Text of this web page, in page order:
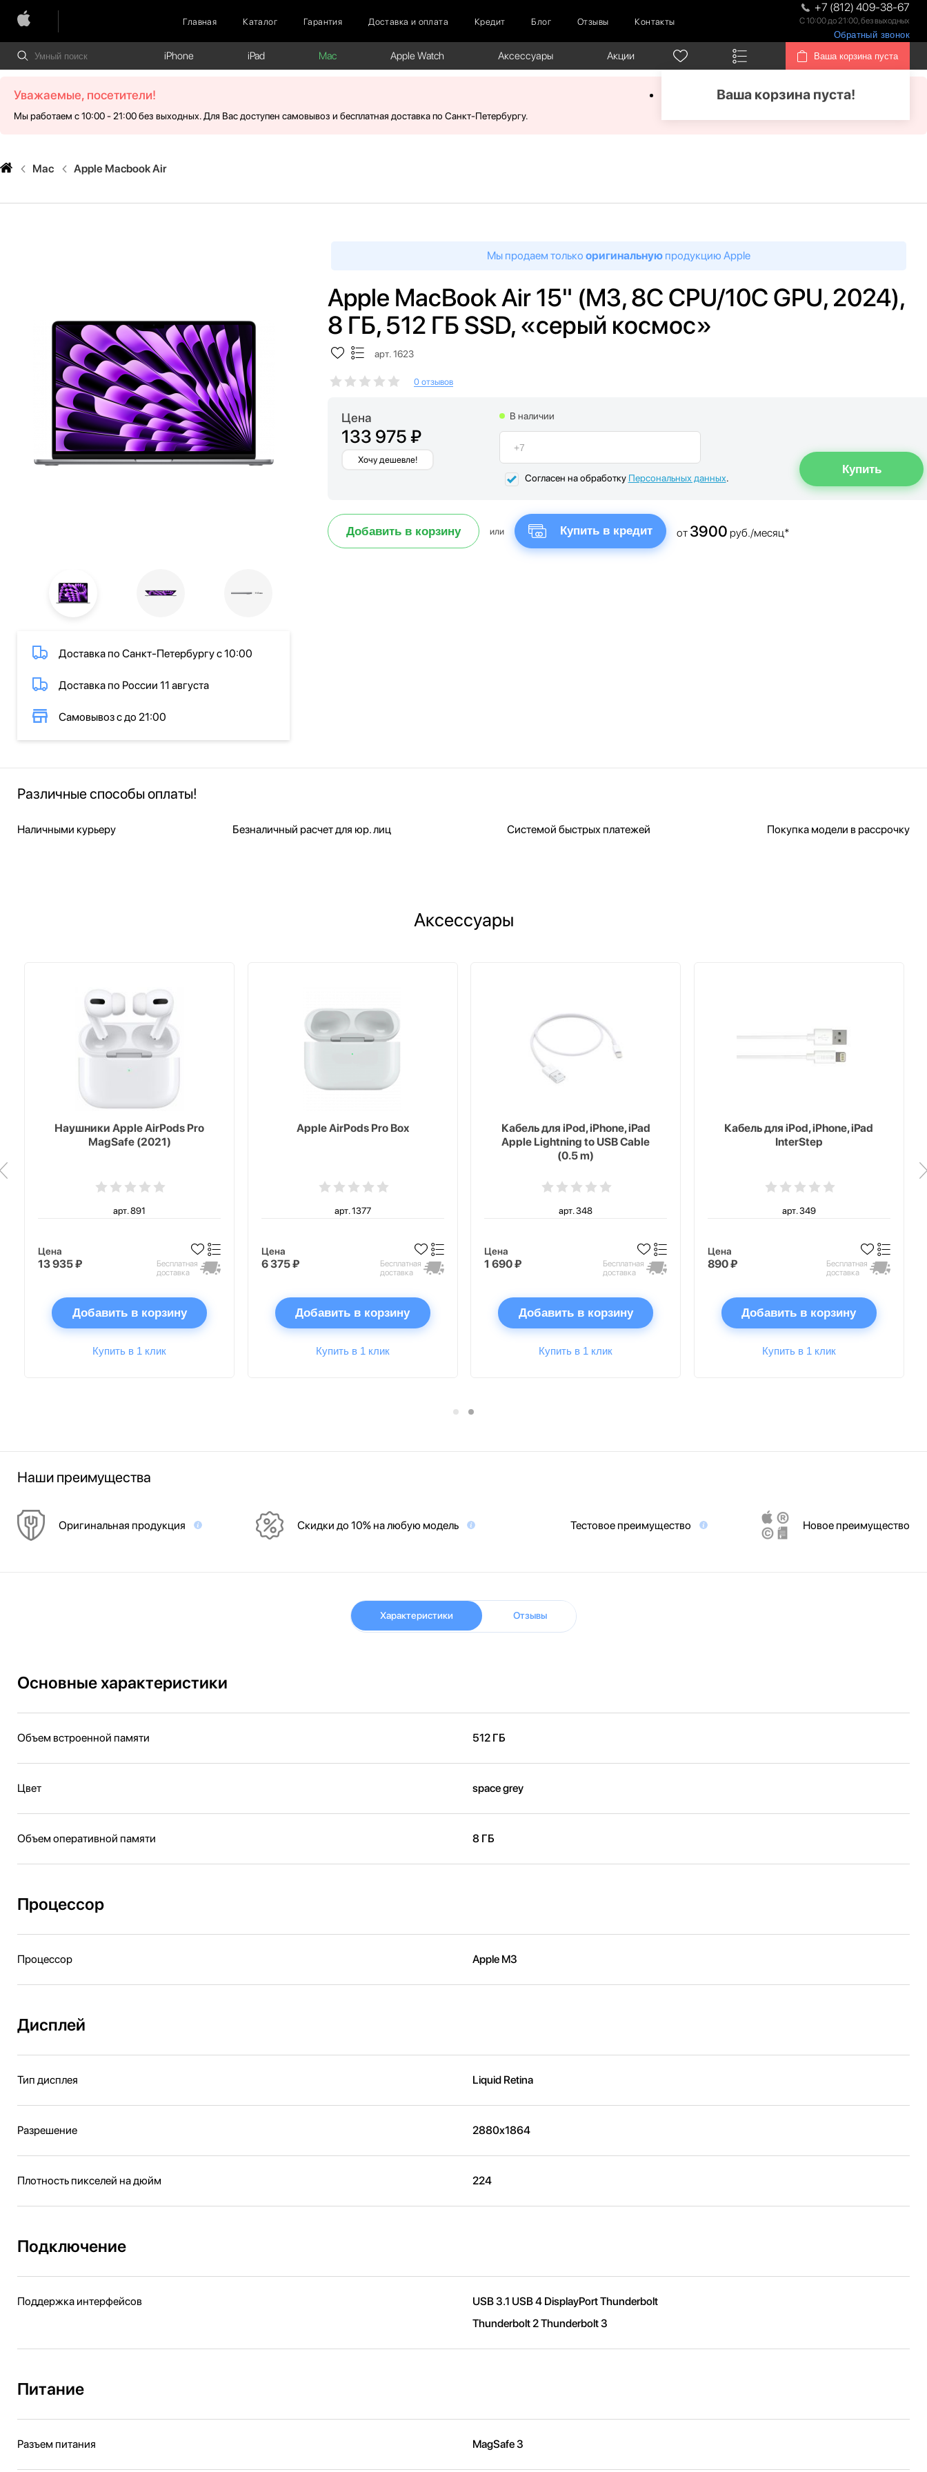
Главная Каталог Гарантия Доставка и оплата Кредит Блог Отзывы Контакты
+7 (812) 409-38-67
С 10:00 до 21:00, без выходных
Обратный звонок
iPhone iPad Mac Apple Watch Аксессуары Акции Ваша корзина пуста
Ваша корзина пуста!
Уважаемые, посетители!
Мы работаем с 10:00 - 21:00 без выходных. Для Вас доступен самовывоз и бесплатная доставка по Санкт-Петербургу.
Mac Apple Macbook Air
Доставка по Санкт-Петербургу с 10:00
Доставка по России 11 августа
Самовывоз с до 21:00
Мы продаем только оригинальную продукцию Apple
Apple MacBook Air 15" (M3, 8C CPU/10C GPU, 2024),
8 ГБ, 512 ГБ SSD, «серый космос»
арт. 1623
0 отзывов
Цена
133 975 ₽
Хочу дешевле!
В наличии
Согласен на обработку Персональных данных.
Добавить в корзину или Купить в кредит от 3900 руб./месяц*
Различные способы оплаты!
Наличными курьеру Безналичный расчет для юр. лиц Системой быстрых платежей Покупка модели в рассрочку
Аксессуары
Наушники Apple AirPods Pro
MagSafe (2021)
арт. 891
Цена
13 935 ₽
Бесплатная
доставка
Добавить в корзину
Купить в 1 клик
Apple AirPods Pro Box
арт. 1377
Цена
6 375 ₽
Бесплатная
доставка
Добавить в корзину
Купить в 1 клик
Кабель для iPod, iPhone, iPad
Apple Lightning to USB Cable
(0.5 m)
арт. 348
Цена
1 690 ₽
Бесплатная
доставка
Добавить в корзину
Купить в 1 клик
Кабель для iPod, iPhone, iPad
InterStep
арт. 349
Цена
890 ₽
Бесплатная
доставка
Добавить в корзину
Купить в 1 клик
Наши преимущества
Оригинальная продукция Скидки до 10% на любую модель Тестовое преимущество Новое преимущество
Характеристики Отзывы
Основные характеристики
Объем встроенной памяти 512 ГБ
Цвет space grey
Объем оперативной памяти 8 ГБ
Процессор
Процессор Apple M3
Дисплей
Тип дисплея Liquid Retina
Разрешение 2880x1864
Плотность пикселей на дюйм 224
Подключение
Поддержка интерфейсов
USB 3.1 USB 4 DisplayPort Thunderbolt
Thunderbolt 2 Thunderbolt 3
Питание
Разъем питания MagSafe 3